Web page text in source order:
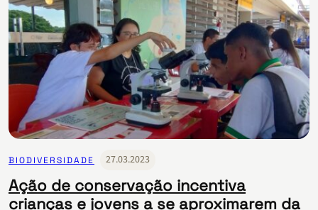
BIODIVERSIDADE 27.03.2023
Ação de conservação incentiva
crianças e jovens a se aproximarem da